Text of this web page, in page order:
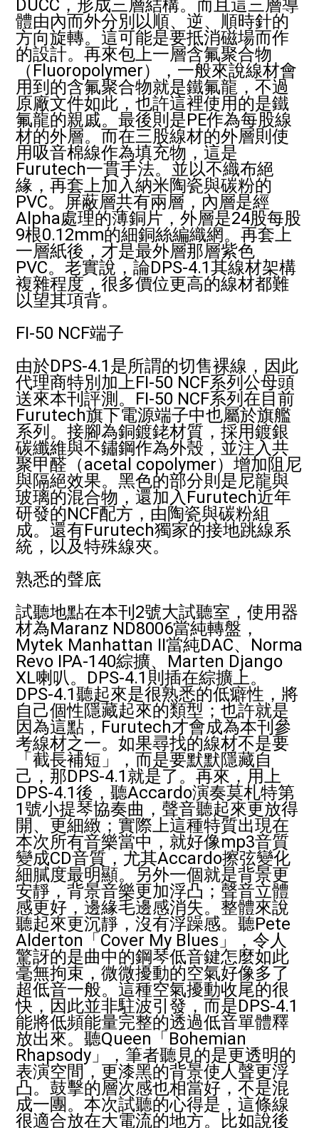
DUCC，形成三層結構。而且這三層導
體由內而外分別以順、逆、順時針的
方向旋轉。這可能是要抵消磁場而作
的設計。再來包上一層含氟聚合物
（Fluoropolymer），一般來說線材會
用到的含氟聚合物就是鐵氟龍，不過
原廠文件如此，也許這裡使用的是鐵
氟龍的親戚。最後則是PE作為每股線
材的外層。而在三股線材的外層則使
用吸音棉線作為填充物，這是
Furutech一貫手法。並以不織布絕
緣，再套上加入納米陶瓷與碳粉的
PVC。屏蔽層共有兩層，內層是經
Alpha處理的薄銅片，外層是24股每股
9根0.12mm的細銅絲編織網。再套上
一層紙後，才是最外層那層紫色
PVC。老實說，論DPS-4.1其線材架構
複雜程度，很多價位更高的線材都難
以望其項背。
FI-50 NCF端子
由於DPS-4.1是所謂的切售裸線，因此
代理商特別加上FI-50 NCF系列公母頭
送來本刊評測。FI-50 NCF系列在目前
Furutech旗下電源端子中也屬於旗艦
系列。接腳為銅鍍銠材質，採用鍍銀
碳纖維與不鏽鋼作為外殼，並注入共
聚甲醛（acetal copolymer）增加阻尼
與隔絕效果。黑色的部分則是尼龍與
玻璃的混合物，還加入Furutech近年
研發的NCF配方，由陶瓷與碳粉組
成。還有Furutech獨家的接地跳線系
統，以及特殊線夾。
熟悉的聲底
試聽地點在本刊2號大試聽室，使用器
材為Maranz ND8006當純轉盤，
Mytek Manhattan II當純DAC、Norma
Revo IPA-140綜擴、Marten Django
XL喇叭。DPS-4.1則插在綜擴上。
DPS-4.1聽起來是很熟悉的低癖性，將
自己個性隱藏起來的類型；也許就是
因為這點，Furutech才會成為本刊參
考線材之一。如果尋找的線材不是要
「截長補短」，而是要默默隱藏自
己，那DPS-4.1就是了。再來，用上
DPS-4.1後，聽Accardo演奏莫札特第
1號小提琴協奏曲，聲音聽起來更放得
開、更細緻；實際上這種特質出現在
本次所有音樂當中，就好像mp3音質
變成CD音質，尤其Accardo擦弦變化
細膩度最明顯。另外一個就是背景更
安靜，背景音樂更加浮凸；聲音立體
感更好，邊緣毛邊感消失。整體來說
聽起來更沉靜，沒有浮躁感。聽Pete
Alderton「Cover My Blues」，令人
驚訝的是曲中的鋼琴低音鍵怎麼如此
毫無拘束，微微擾動的空氣好像多了
超低音一般。這種空氣擾動收尾的很
快，因此並非駐波引發，而是DPS-4.1
能將低頻能量完整的透過低音單體釋
放出來。聽Queen「Bohemian
Rhapsody」，筆者聽見的是更透明的
表演空間，更漆黑的背景使人聲更浮
凸。鼓擊的層次感也相當好，不是混
成一團。本次試聽的心得是，這條線
很適合放在大電流的地方。比如說後